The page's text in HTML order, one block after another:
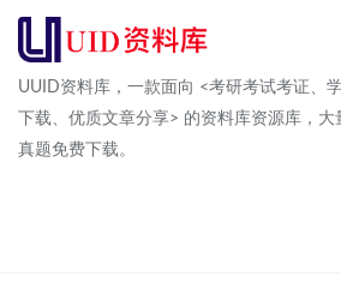
UUID资料库，一款面向 <考研考试考证、
下载、优质文章分享> 的资料库资源库，大
真题免费下载。